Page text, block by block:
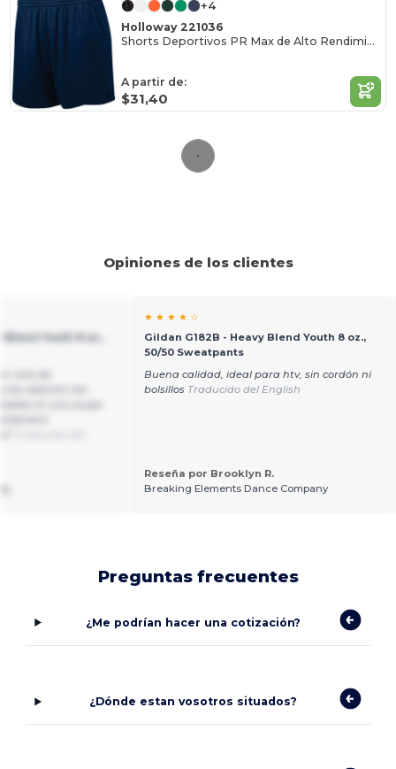
+4
Holloway 221036
Shorts Deportivos PR Max de Alto Rendimiento
A partir de:
$31,40
Opiniones de los clientes
Youth 8 oz.,
★ ★ ★ ★ ☆
Gildan G182B - Heavy Blend Youth 8 oz.,
50/50 Sweatpants
Buena calidad, ideal para htv, sin cordón ni
bolsillos Traducido del English
Reseña por Brooklyn R.
Breaking Elements Dance Company
Preguntas frecuentes
¿Me podrían hacer una cotización?
¿Dónde estan vosotros situados?